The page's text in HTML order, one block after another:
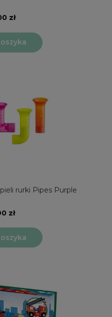
zł
rurki Pipes Purple
zł